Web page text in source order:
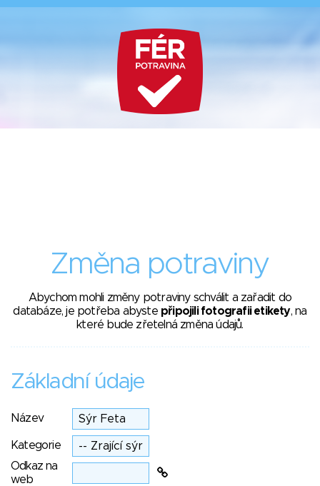
Změna potraviny
Abychom mohli změny potraviny schválit a zařadit do
databáze, je potřeba abyste připojili fotografii etikety, na
které bude zřetelná změna údajů.
Základní údaje
Název
Kategorie
Odkaz na
web